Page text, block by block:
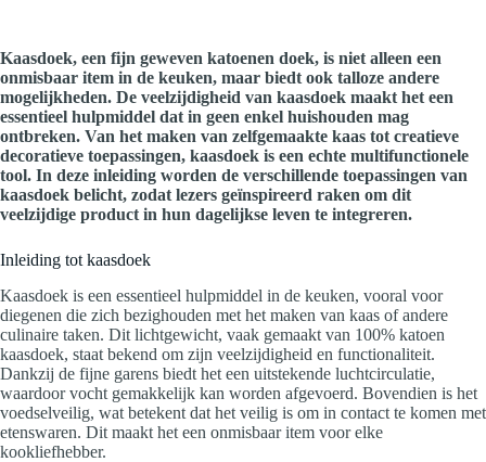
Kaasdoek, een fijn geweven katoenen doek, is niet alleen een
onmisbaar item in de keuken, maar biedt ook talloze andere
mogelijkheden. De veelzijdigheid van kaasdoek maakt het een
essentieel hulpmiddel dat in geen enkel huishouden mag
ontbreken. Van het maken van zelfgemaakte kaas tot creatieve
decoratieve toepassingen, kaasdoek is een echte multifunctionele
tool. In deze inleiding worden de verschillende toepassingen van
kaasdoek belicht, zodat lezers geïnspireerd raken om dit
veelzijdige product in hun dagelijkse leven te integreren.
Inleiding tot kaasdoek
Kaasdoek is een essentieel hulpmiddel in de keuken, vooral voor
diegenen die zich bezighouden met het maken van kaas of andere
culinaire taken. Dit lichtgewicht, vaak gemaakt van 100% katoen
kaasdoek, staat bekend om zijn veelzijdigheid en functionaliteit.
Dankzij de fijne garens biedt het een uitstekende luchtcirculatie,
waardoor vocht gemakkelijk kan worden afgevoerd. Bovendien is het
voedselveilig, wat betekent dat het veilig is om in contact te komen met
etenswaren. Dit maakt het een onmisbaar item voor elke
kookliefhebber.